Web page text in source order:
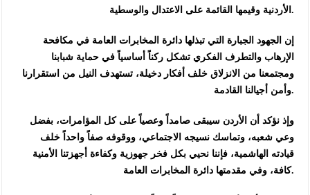
الأردنية وقيمها القائمة على الاعتدال والوسطية.
إن الجهود الجبارة التي تبذلها دائرة المخابرات العامة في مكافحة
الإرهاب والتطرف الفكري تشكل ركناً أساسياً في حماية شبابنا
ومجتمعنا من الانزلاق خلف أفكار دخيلة، تستهدف النيل من استقرارنا
وأمن أجيالنا القادمة.
وإذ نؤكد أن الأردن سيبقى صامداً وعصياً على كل المؤامرات، بفضل
وعي شعبه، وتماسك نسيجه الاجتماعي، ووقوفه صفاً واحداً خلف
قيادته الهاشمية، فإننا نحيي بكل فخر جهوزية وكفاءة أجهزتنا الأمنية
كافة، وفي مقدمتها دائرة المخابرات العامة.